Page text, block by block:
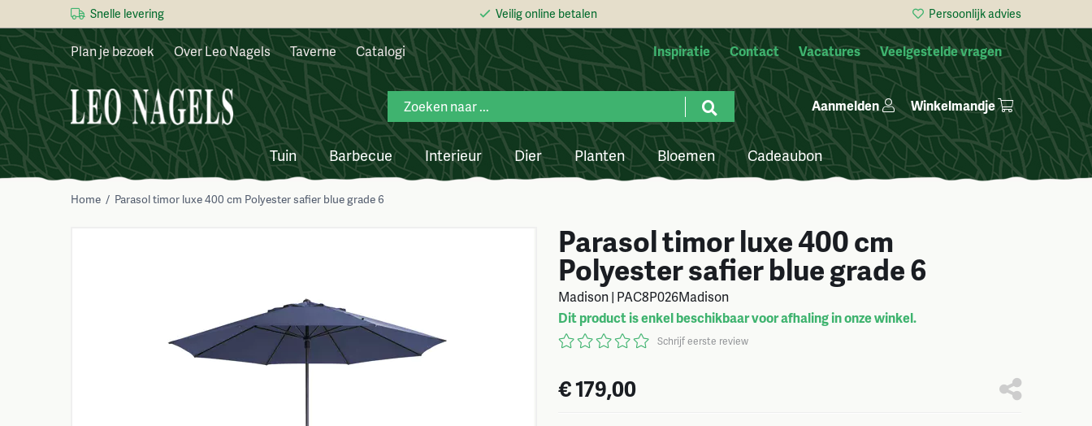
Snelle levering Veilig online betalen Persoonlijk advies
Inspiratie Contact Vacatures Veelgestelde vragen
Plan je bezoek Over Leo Nagels Taverne Catalogi
Aanmelden Winkelmandje
Tuin Barbecue Interieur Dier Planten Bloemen Cadeaubon
Home / Parasol timor luxe 400 cm Polyester safier blue grade 6
Parasol timor luxe 400 cm
Polyester safier blue grade 6
Madison | PAC8P026Madison
Dit product is enkel beschikbaar voor afhaling in onze winkel.
Schrijf eerste review
€ 179,00